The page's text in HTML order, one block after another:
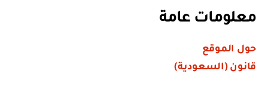
معلومات عامة
حول الموقع
قانون (السعودية)